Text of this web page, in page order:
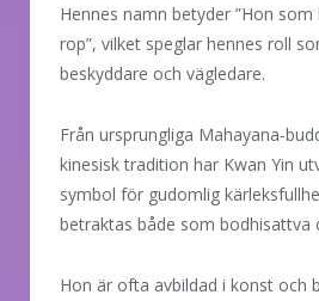
Hennes namn betyder ”Hon som
rop”, vilket speglar hennes roll
beskyddare och vägledare.
Från ursprungliga Mahayana-
kinesisk tradition har Kwan Yin
symbol för gudomlig
betraktas både som bodhisattva
Hon är ofta avbildad i konst och